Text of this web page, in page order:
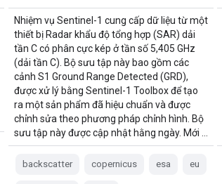
Nhiệm vụ Sentinel-1 cung cấp dữ liệu từ một
thiết bị Radar khẩu độ tổng hợp (SAR) dải
tần C có phân cực kép ở tần số 5,405 GHz
(dải tần C). Bộ sưu tập này bao gồm các
cảnh S1 Ground Range Detected (GRD),
được xử lý bằng Sentinel-1 Toolbox để tạo
ra một sản phẩm đã hiệu chuẩn và được
chỉnh sửa theo phương pháp chỉnh hình. Bộ
sưu tập này được cập nhật hằng ngày. Mới …
backscatter copernicus esa eu